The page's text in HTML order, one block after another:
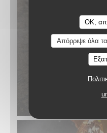
OK,
Απόρριψε όλα